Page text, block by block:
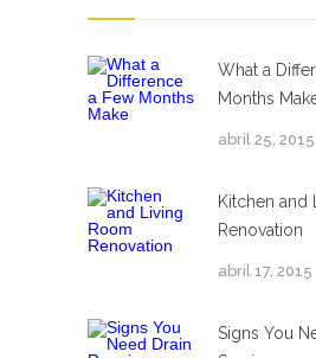
What a
Months
abril 25, 2015
Kitchen and
Renovation
abril 17, 2015
Signs You